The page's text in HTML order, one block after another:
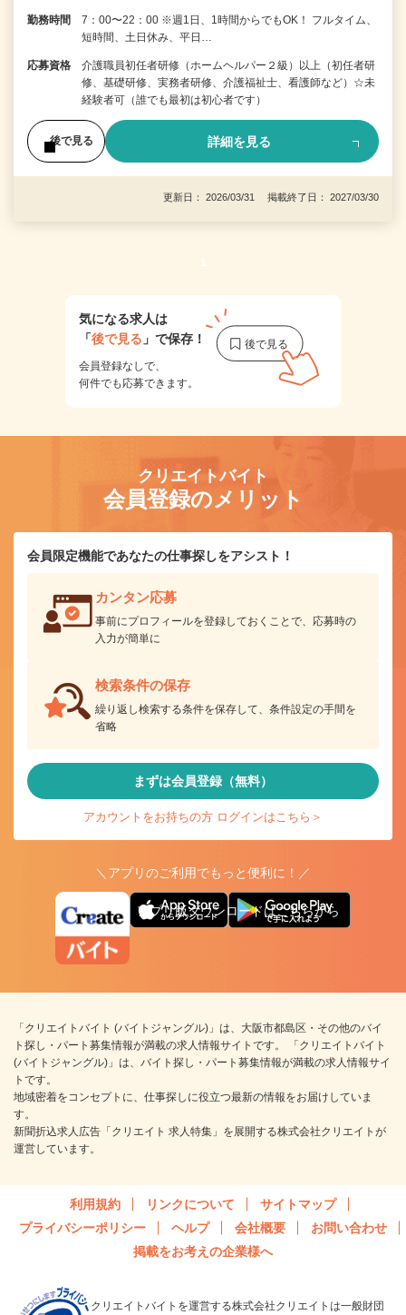
勤務時間
7：00〜22：00 ※週1日、1時間からでもOK！ フルタイム、
短時間、土日休み、平日…
応募資格
介護職員初任者研修（ホームヘルパー２級）以上（初任者研
修、基礎研修、実務者研修、介護福祉士、看護師など）☆未
経験者可（誰でも最初は初心者です）
後で見る 詳細を見る
更新日： 2026/03/31 掲載終了日： 2027/03/30
1
気になる求人は
「後で見る 」で保存！
会員登録なしで、
何件でも応募できます。
クリエイトバイト
会員登録のメリット
会員限定機能であなたの仕事探しをアシスト！
カンタン応募
事前にプロフィールを登録しておくことで、応募時の
入力が簡単に
検索条件の保存
繰り返し検索する条件を保存して、条件設定の手間を
省略
まずは会員登録（無料）
アカウントをお持ちの方 ログインはこちら＞
＼アプリのご利用でもっと便利に！／
アプリ版ダウンロードはこちらから
「クリエイトバイト (バイトジャングル)」は、大阪市都島区・その他のバイ
ト探し・パート募集情報が満載の求人情報サイトです。 「クリエイトバイト
(バイトジャングル)」は、バイト探し・パート募集情報が満載の求人情報サイ
トです。
地域密着をコンセプトに、仕事探しに役立つ最新の情報をお届けしていま
す。
新聞折込求人広告「クリエイト 求人特集」を展開する株式会社クリエイトが
運営しています。
利用規約 リンクについて
サイトマップ
プライバシーポリシー
ヘルプ 会社概要
お問い合わせ
掲載をお考えの企業様へ
クリエイトバイトを運営する株式会社クリエイトは一般財団